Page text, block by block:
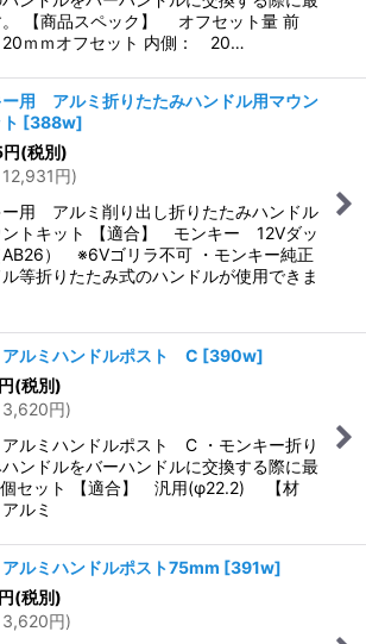
。 【商品スペック】 オフセット量 前
ｍｍオフセット 内側： 20…
ー用 アルミ折りたたみハンドル用マウン
[388w]
円(税別)
12,931円)
ー用 アルミ削り出し折りたたみハンドル
ントキット 【適合】 モンキー 12Vダッ
AB26） ※6Vゴリラ不可 ・モンキー純正
等折りたたみ式のハンドルが使用できま
ルミハンドルポスト C [390w]
円(税別)
3,620円)
ルミハンドルポスト C ・モンキー折り
ンドルをバーハンドルに交換する際に最
個セット 【適合】 汎用(φ22.2) 【材
ルミ
ルミハンドルポスト75mm [391w]
円(税別)
3,620円)